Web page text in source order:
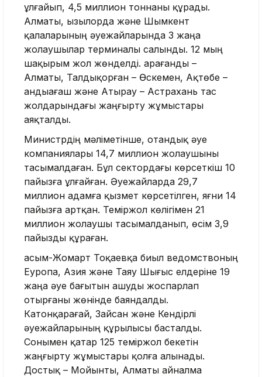
ұлғайып, 4,5 миллион тоннаны құрады.
Алматы, Қызылорда және Шымкент
қалаларының әуежайларында 3 жаңа
жолаушылар терминалы салынды. 12 мың
шақырым жол жөнделді. Қарағанды –
Алматы, Талдықорған – Өскемен, Ақтөбе –
Қандыағаш және Атырау – Астрахань тас
жолдарындағы жаңғырту жұмыстары
аяқталды.
Министрдің мәліметінше, отандық әуе
компаниялары 14,7 миллион жолаушыны
тасымалдаған. Бұл сектордағы көрсеткіш 10
пайызға ұлғайған. Әуежайларда 29,7
миллион адамға қызмет көрсетілген, яғни 14
пайызға артқан. Теміржол көлігімен 21
миллион жолаушы тасымалданып, өсім 3,9
пайызды құраған.
Қасым-Жомарт Тоқаевқа биыл ведомствоның
Еуропа, Азия және Таяу Шығыс елдеріне 19
жаңа әуе бағытын ашуды жоспарлап
отырғаны жөнінде баяндалды.
Катонқарағай, Зайсан және Кендірлі
әуежайларының құрылысы басталды.
Сонымен қатар 125 теміржол бекетін
жаңғырту жұмыстары қолға алынады.
Достық – Мойынты, Алматы айналма